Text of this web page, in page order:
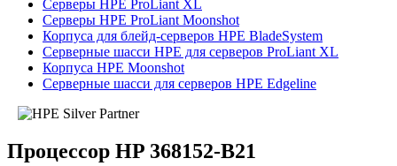
Серверы HPE ProLiant XL
Серверы HPE ProLiant Moonshot
Корпуса для блейд-серверов HPE BladeSystem
Серверные шасси HPE для серверов ProLiant XL
Корпуса HPE Moonshot
Серверные шасси для серверов HPE Edgeline
Процессор HP 368152-B21